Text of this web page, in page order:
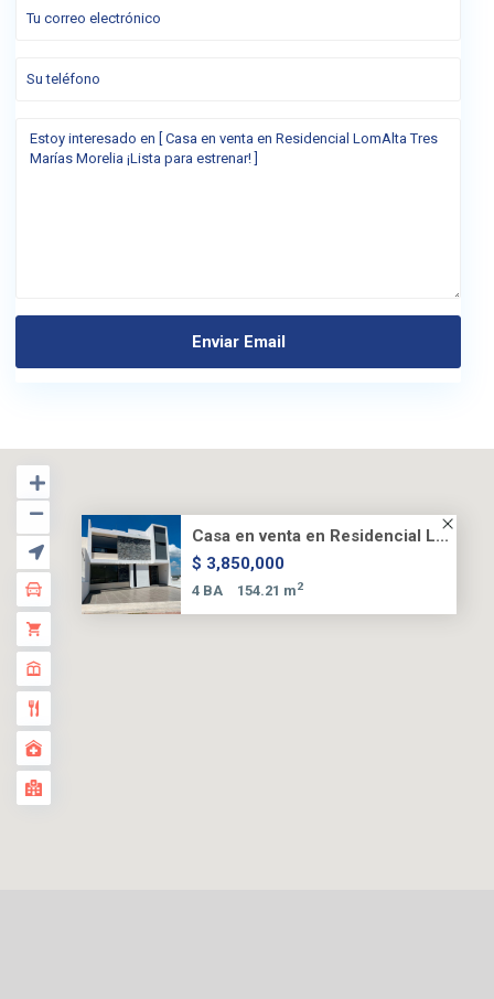
Casa en venta en Residencial L...
$ 3,850,000
4 BA 154.21 m2